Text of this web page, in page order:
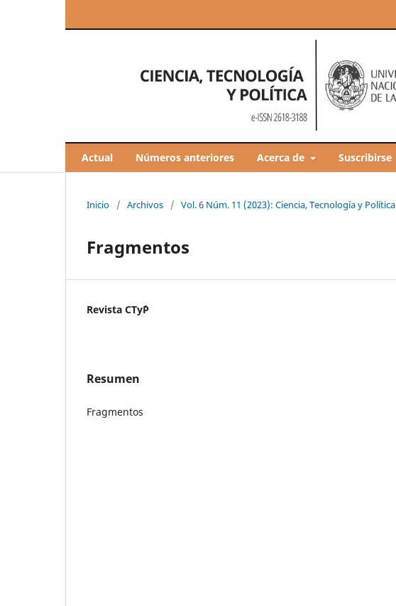
Actual Números anteriores Acerca de Suscribirse
Inicio / Archivos / Vol. 6 Núm. 11 (2023): Ciencia, Tecnología y Política
Fragmentos
Revista CTy´P
Resumen
Fragmentos